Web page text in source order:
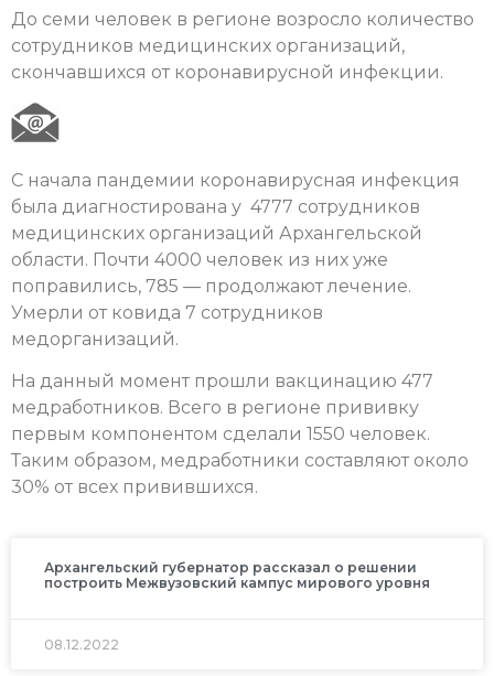
До семи человек в регионе возросло количество
сотрудников медицинских организаций,
скончавшихся от коронавирусной инфекции.
С начала пандемии коронавирусная инфекция
была диагностирована у 4777 сотрудников
медицинских организаций Архангельской
области. Почти 4000 человек из них уже
поправились, 785 — продолжают лечение.
Умерли от ковида 7 сотрудников
медорганизаций.
На данный момент прошли вакцинацию 477
медработников. Всего в регионе прививку
первым компонентом сделали 1550 человек.
Таким образом, медработники составляют около
30% от всех привившихся.
Архангельский губернатор рассказал о решении
построить Межвузовский кампус мирового уровня
08.12.2022